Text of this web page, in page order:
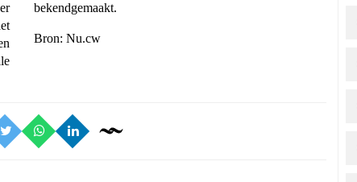
bekendgemaakt.
Bron: Nu.cw